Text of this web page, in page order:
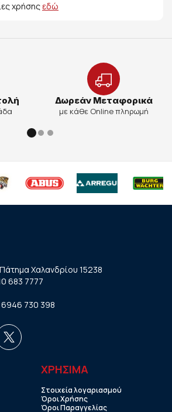
χρήσηςεδώ
Δωρεάν Μεταφορικά
με κάθε Online πληρωμή
Χαλανδρίου 15238
683 7777
6946 730 398
ΧΡHΣΙΜΑ
Στοιχεία λογαριασμού
Όροι Χρήσης
Όροι Παραγγελίας